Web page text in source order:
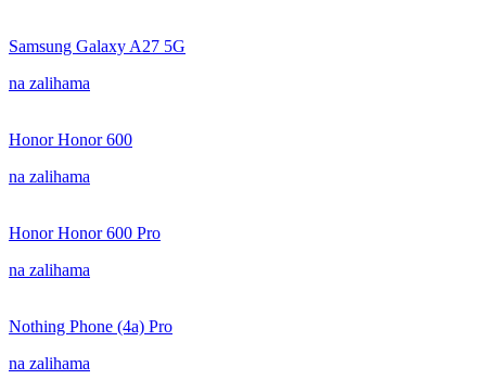
Samsung Galaxy A27 5G
na zalihama
Honor Honor 600
na zalihama
Honor Honor 600 Pro
na zalihama
Nothing Phone (4a) Pro
na zalihama